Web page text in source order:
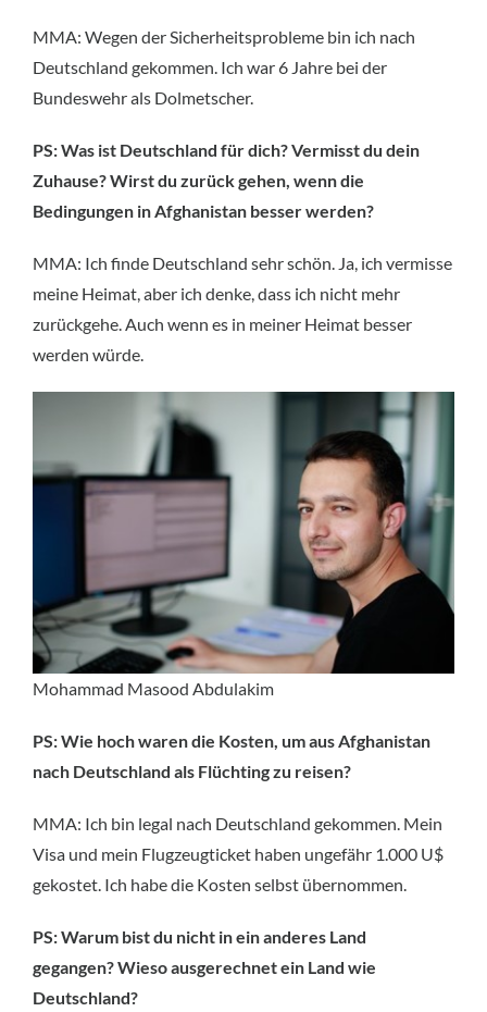
MMA: Wegen der Sicherheitsprobleme bin ich nach
Deutschland gekommen. Ich war 6 Jahre bei der
Bundeswehr als Dolmetscher.
PS: Was ist Deutschland für dich? Vermisst du dein
Zuhause? Wirst du zurück gehen, wenn die
Bedingungen in Afghanistan besser werden?
MMA: Ich finde Deutschland sehr schön. Ja, ich vermisse
meine Heimat, aber ich denke, dass ich nicht mehr
zurückgehe. Auch wenn es in meiner Heimat besser
werden würde.
Mohammad Masood Abdulakim
PS: Wie hoch waren die Kosten, um aus Afghanistan
nach Deutschland als Flüchting zu reisen?
MMA: Ich bin legal nach Deutschland gekommen. Mein
Visa und mein Flugzeugticket haben ungefähr 1.000 U$
gekostet. Ich habe die Kosten selbst übernommen.
PS: Warum bist du nicht in ein anderes Land
gegangen? Wieso ausgerechnet ein Land wie
Deutschland?